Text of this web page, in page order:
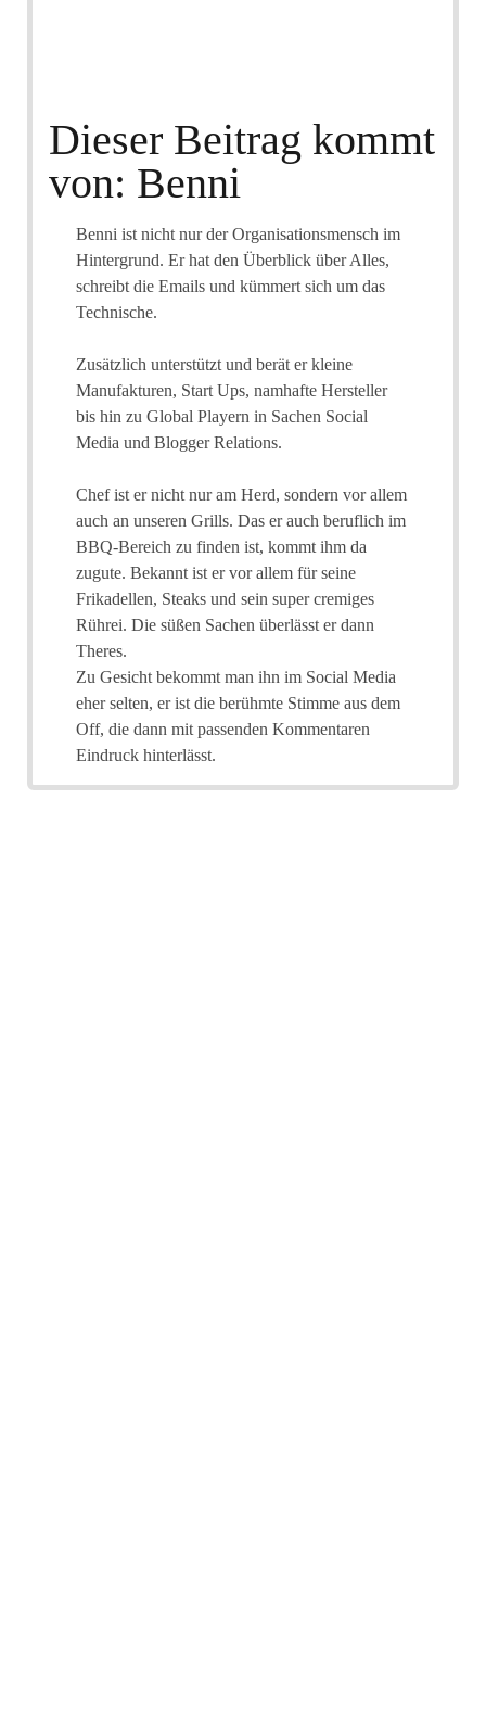
Dieser Beitrag kommt
von: Benni
Benni ist nicht nur der Organisationsmensch im
Hintergrund. Er hat den Überblick über Alles,
schreibt die Emails und kümmert sich um das
Technische.
Zusätzlich unterstützt und berät er kleine
Manufakturen, Start Ups, namhafte Hersteller
bis hin zu Global Playern in Sachen Social
Media und Blogger Relations.
Chef ist er nicht nur am Herd, sondern vor allem
auch an unseren Grills. Das er auch beruflich im
BBQ-Bereich zu finden ist, kommt ihm da
zugute. Bekannt ist er vor allem für seine
Frikadellen, Steaks und sein super cremiges
Rührei. Die süßen Sachen überlässt er dann
Theres.
Zu Gesicht bekommt man ihn im Social Media
eher selten, er ist die berühmte Stimme aus dem
Off, die dann mit passenden Kommentaren
Eindruck hinterlässt.